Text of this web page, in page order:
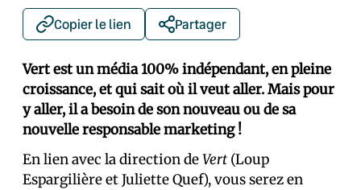
Copier le lien Partager
Vert est un média 100% indépendant, en pleine
croissance, et qui sait où il veut aller. Mais pour
y aller, il a besoin de son nouveau ou de sa
nouvelle responsable marketing !
En lien avec la direction deVert (Loup
Espargilière et Juliette Quef), vous serez en